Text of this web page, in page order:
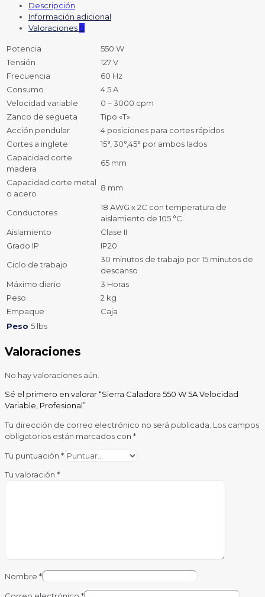
Descripción
Información adicional
Valoraciones 0
Potencia
550 W
Tensión
127 V
Frecuencia
60 Hz
Consumo
4.5 A
Velocidad variable
0 – 3000 cpm
Zanco de segueta
Tipo «T»
Acción pendular
4 posiciones para cortes rápidos
Cortes a inglete
15°, 30°,45° por ambos lados
Capacidad corte
madera
65 mm
Capacidad corte metal
o acero
8 mm
Conductores
18 AWG x 2C con temperatura de
aislamiento de 105 °C
Aislamiento
Clase II
Grado IP
IP20
Ciclo de trabajo
30 minutos de trabajo por 15 minutos de
descanso
Máximo diario
3 Horas
Peso
2 kg
Empaque
Caja
Peso 5 lbs
Valoraciones
No hay valoraciones aún.
Sé el primero en valorar “Sierra Caladora 550 W 5A Velocidad
Variable, Profesional”
Tu dirección de correo electrónico no será publicada. Los campos
obligatorios están marcados con *
Tu puntuación *
Tu valoración *
Nombre *